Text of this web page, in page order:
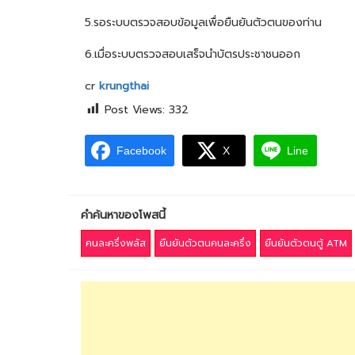
5.รอระบบตรวจสอบข้อมูลเพื่อยืนยันตัวตนของท่าน
6.เมื่อระบบตรวจสอบเสร็จนำบัตรประชาชนออก
cr krungthai
Post Views: 332
Facebook X Line
คำค้นหาของโพสนี้
คนละครึ่งพลัส ยืนยันตัวตนคนละครึ่ง ยืนยันตัวตนตู้ ATM